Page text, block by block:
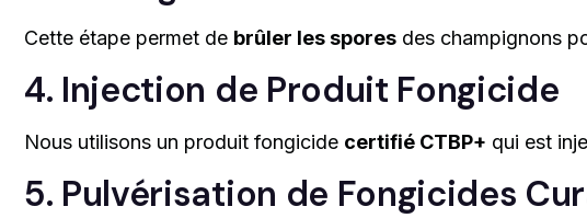
Cette étape permet de brûler les spores des champignons
4. Injection de Produit Fongicide
Nous utilisons un produit fongicide certifié CTBP+ qui est
5. Pulvérisation de Fongicides